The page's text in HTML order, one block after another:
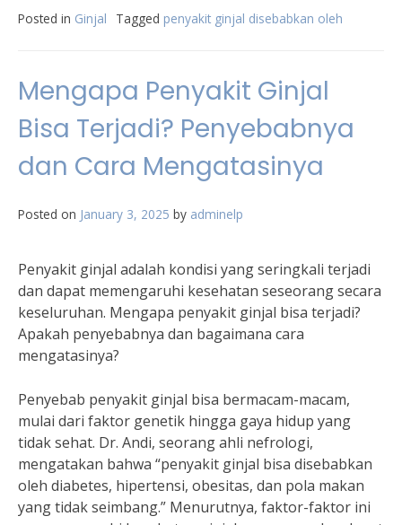
Posted in Ginjal Tagged penyakit ginjal disebabkan oleh
Mengapa Penyakit Ginjal
Bisa Terjadi? Penyebabnya
dan Cara Mengatasinya
Posted on January 3, 2025 by adminelp
Penyakit ginjal adalah kondisi yang seringkali terjadi
dan dapat memengaruhi kesehatan seseorang secara
keseluruhan. Mengapa penyakit ginjal bisa terjadi?
Apakah penyebabnya dan bagaimana cara
mengatasinya?
Penyebab penyakit ginjal bisa bermacam-macam,
mulai dari faktor genetik hingga gaya hidup yang
tidak sehat. Dr. Andi, seorang ahli nefrologi,
mengatakan bahwa “penyakit ginjal bisa disebabkan
oleh diabetes, hipertensi, obesitas, dan pola makan
yang tidak seimbang.” Menurutnya, faktor-faktor ini